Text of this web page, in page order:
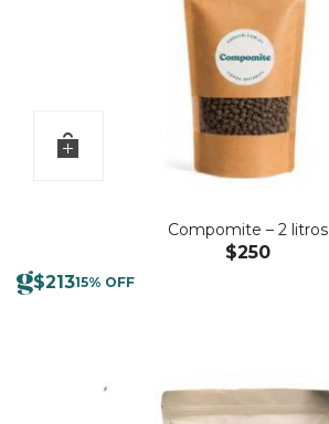
Compomite – 2 litros
$250
$21315% OFF